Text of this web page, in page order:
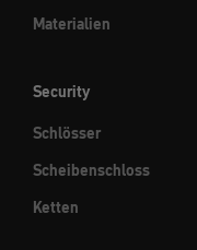
Materialien
Security
Schlösser
Scheibenschloss
Ketten